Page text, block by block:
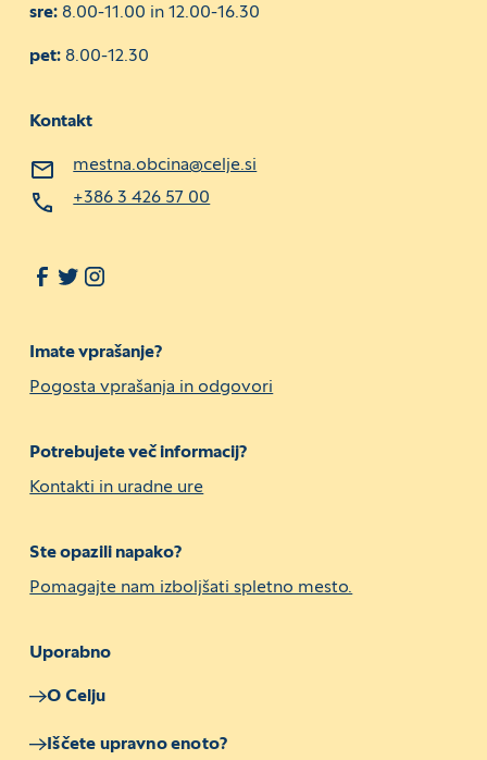
sre: 8.00-11.00 in 12.00-16.30
pet: 8.00-12.30
Kontakt
mestna.obcina@celje.si
+386 3 426 57 00
Imate vprašanje?
Pogosta vprašanja in odgovori
Potrebujete več informacij?
Kontakti in uradne ure
Ste opazili napako?
Pomagajte nam izboljšati spletno mesto.
Uporabno
O Celju
Iščete upravno enoto?